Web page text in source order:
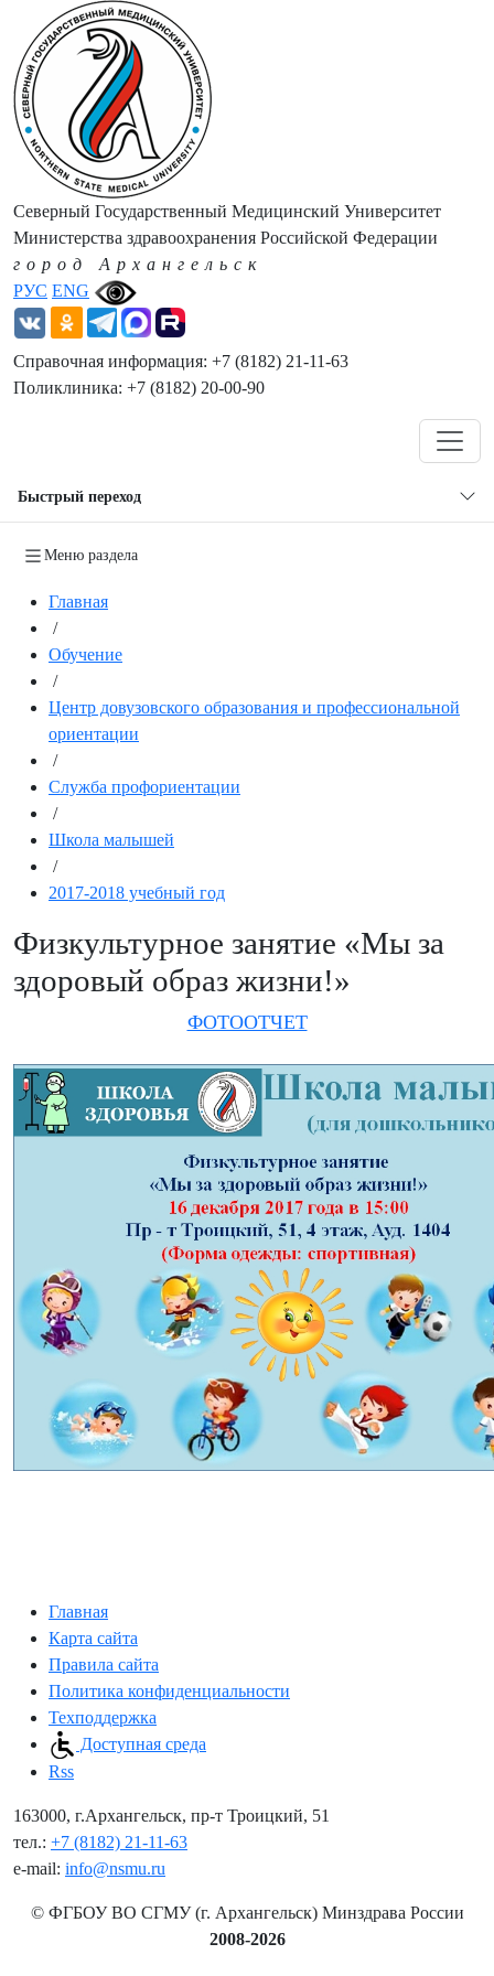
РУС ENG
Северный Государственный Медицинский Университет
Министерства здравоохранения Российской Федерации
город Архангельск
Справочная информация: +7 (8182) 21-11-63
Поликлиника: +7 (8182) 20-00-90
Быстрый переход
Меню раздела
Главная
/
Обучение
/
Центр довузовского образования и профессиональной
ориентации
/
Служба профориентации
/
Школа малышей
/
2017-2018 учебный год
Физкультурное занятие «Мы за
здоровый образ жизни!»
ФОТООТЧЕТ
Главная
Карта сайта
Правила сайта
Политика конфиденциальности
Техподдержка
Доступная среда
Rss
163000, г.Архангельск, пр-т Троицкий, 51
тел.: +7 (8182) 21-11-63
e-mail: info@nsmu.ru
© ФГБОУ ВО СГМУ (г. Архангельск) Минздрава России
2008-2026